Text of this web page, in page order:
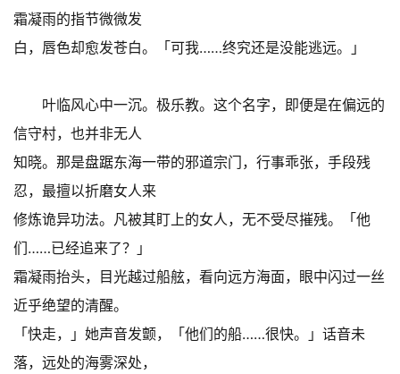
霜凝雨的指节微微发
白，唇色却愈发苍白。「可我……终究还是没能逃远。」
叶临风心中一沉。极乐教。这个名字，即便是在偏远的
信守村，也并非无人
知晓。那是盘踞东海一带的邪道宗门，行事乖张，手段残
忍，最擅以折磨女人来
修炼诡异功法。凡被其盯上的女人，无不受尽摧残。「他
们……已经追来了？」
霜凝雨抬头，目光越过船舷，看向远方海面，眼中闪过一丝
近乎绝望的清醒。
「快走，」她声音发颤，「他们的船……很快。」话音未
落，远处的海雾深处，